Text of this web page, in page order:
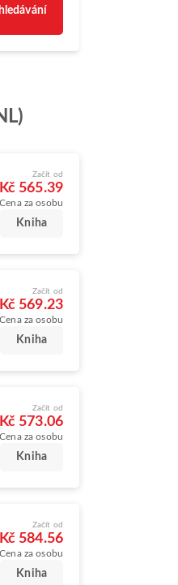
Začít od
Kč 565.39
Cena za osobu
Kniha
Začít od
Kč 569.23
Cena za osobu
Kniha
Začít od
Kč 573.06
Cena za osobu
Kniha
Začít od
Kč 584.56
Cena za osobu
Kniha